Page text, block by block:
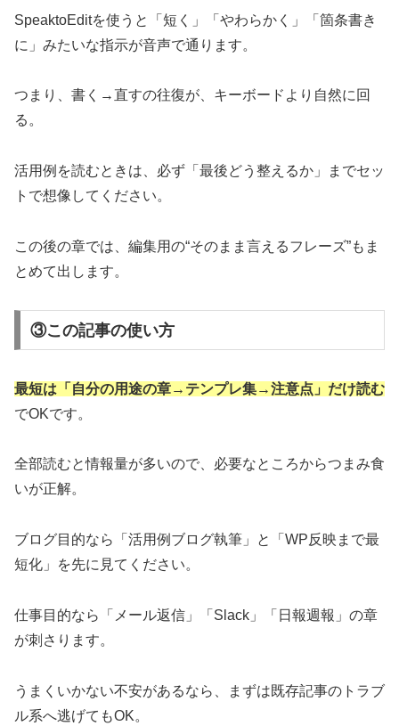
SpeaktoEditを使うと「短く」「やわらかく」「箇条書き
に」みたいな指示が音声で通ります。
つまり、書く→直すの往復が、キーボードより自然に回
る。
活用例を読むときは、必ず「最後どう整えるか」までセッ
トで想像してください。
この後の章では、編集用の“そのまま言えるフレーズ”もま
とめて出します。
③この記事の使い方
最短は「自分の用途の章→テンプレ集→注意点」だけ読む
でOKです。
全部読むと情報量が多いので、必要なところからつまみ食
いが正解。
ブログ目的なら「活用例ブログ執筆」と「WP反映まで最
短化」を先に見てください。
仕事目的なら「メール返信」「Slack」「日報週報」の章
が刺さります。
うまくいかない不安があるなら、まずは既存記事のトラブ
ル系へ逃げてもOK。